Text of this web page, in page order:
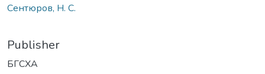
Сентюров, Н. С.
Publisher
БГСХА